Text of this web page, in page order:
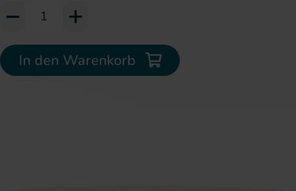
Add to Cart or Wish List
In den Warenkorb